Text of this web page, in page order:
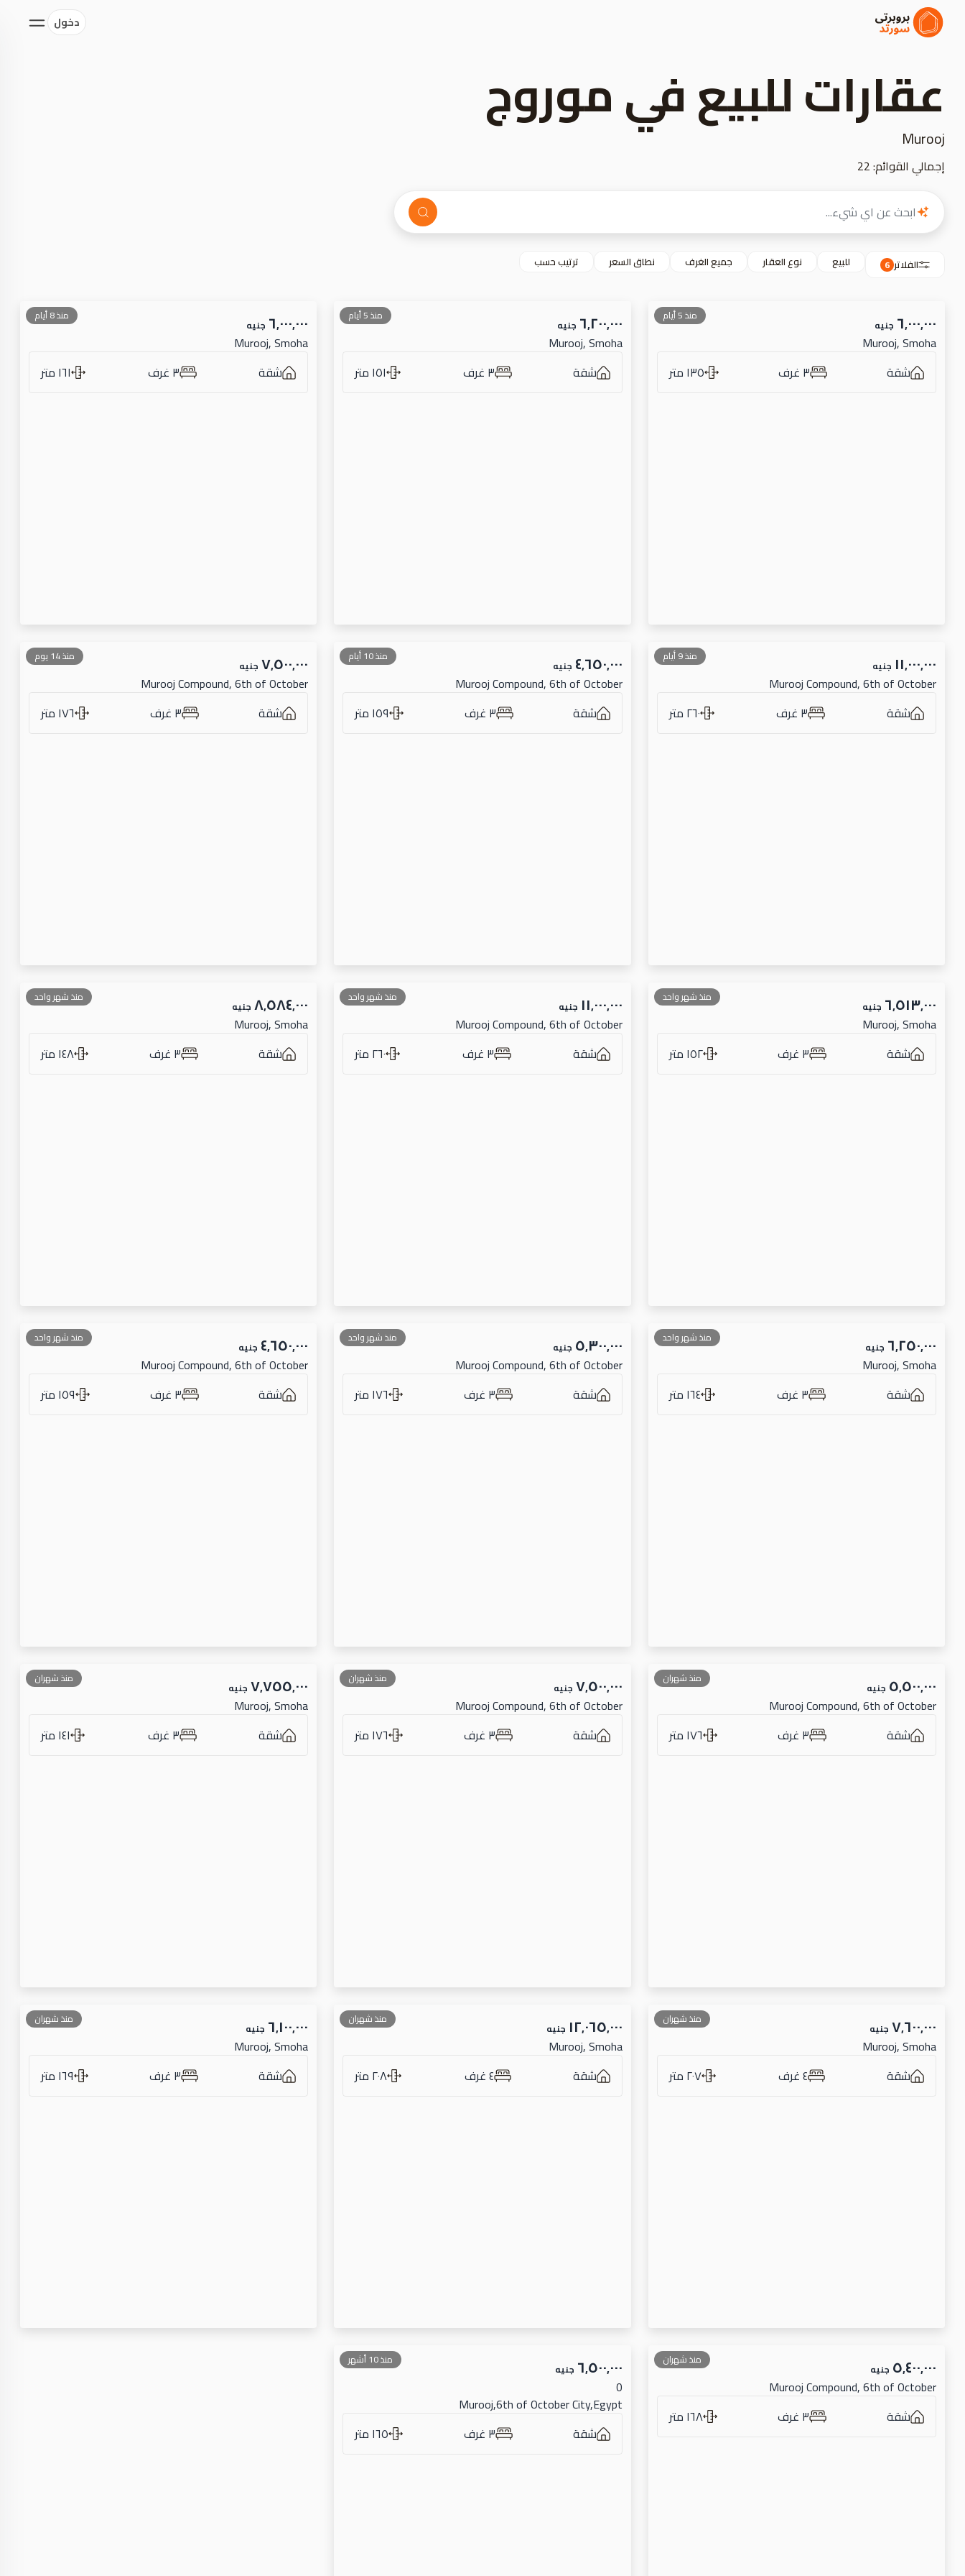
دخول
عقارات للبيع في موروج
Murooj
إجمالي القوائم: 22
الفلاتر 6 للبيع نوع العقار جميع الغرف نطاق السعر ترتيب حسب
منذ 5 أيام ٦٬٠٠٠٬٠٠٠ جنيه
Murooj, Smoha
شقة
٣ غرف ١٣٥ متر
منذ 5 أيام ٦٬٢٠٠٬٠٠٠ جنيه
Murooj, Smoha
شقة
٣ غرف ١٥١ متر
منذ 8 أيام ٦٬٠٠٠٬٠٠٠ جنيه
Murooj, Smoha
شقة
٣ غرف ١٦١ متر
منذ 9 أيام ١١٬٠٠٠٬٠٠٠ جنيه
Murooj Compound, 6th of October
شقة
٣ غرف ٢٦٠ متر
منذ 10 أيام ٤٬٦٥٠٬٠٠٠ جنيه
Murooj Compound, 6th of October
شقة
٣ غرف ١٥٩ متر
منذ 14 يوم ٧٬٥٠٠٬٠٠٠ جنيه
Murooj Compound, 6th of October
شقة
٣ غرف ١٧٦ متر
منذ شهر واحد ٦٬٥١٣٬٠٠٠ جنيه
Murooj, Smoha
شقة
٣ غرف ١٥٢ متر
منذ شهر واحد ١١٬٠٠٠٬٠٠٠ جنيه
Murooj Compound, 6th of October
شقة
٣ غرف ٢٦٠ متر
منذ شهر واحد ٨٬٥٨٤٬٠٠٠ جنيه
Murooj, Smoha
شقة
٣ غرف ١٤٨ متر
منذ شهر واحد ٦٬٢٥٠٬٠٠٠ جنيه
Murooj, Smoha
شقة
٣ غرف ١٦٤ متر
منذ شهر واحد ٥٬٣٠٠٬٠٠٠ جنيه
Murooj Compound, 6th of October
شقة
٣ غرف ١٧٦ متر
منذ شهر واحد ٤٬٦٥٠٬٠٠٠ جنيه
Murooj Compound, 6th of October
شقة
٣ غرف ١٥٩ متر
منذ شهران ٥٬٥٠٠٬٠٠٠ جنيه
Murooj Compound, 6th of October
شقة
٣ غرف ١٧٦ متر
منذ شهران ٧٬٥٠٠٬٠٠٠ جنيه
Murooj Compound, 6th of October
شقة
٣ غرف ١٧٦ متر
منذ شهران ٧٬٧٥٥٬٠٠٠ جنيه
Murooj, Smoha
شقة
٣ غرف ١٤١ متر
منذ شهران ٧٬٦٠٠٬٠٠٠ جنيه
Murooj, Smoha
شقة
٤ غرف ٢٠٧ متر
منذ شهران ١٢٬٠٦٥٬٠٠٠ جنيه
Murooj, Smoha
شقة
٤ غرف ٢٠٨ متر
منذ شهران ٦٬١٠٠٬٠٠٠ جنيه
Murooj, Smoha
شقة
٣ غرف ١٦٩ متر
منذ شهران ٥٬٤٠٠٬٠٠٠ جنيه
Murooj Compound, 6th of October
شقة
٣ غرف ١٦٨ متر
منذ 10 أشهر ٦٬٥٠٠٬٠٠٠ جنيه
0
Murooj,6th of October City,Egypt
شقة
٣ غرف ١٦٥ متر